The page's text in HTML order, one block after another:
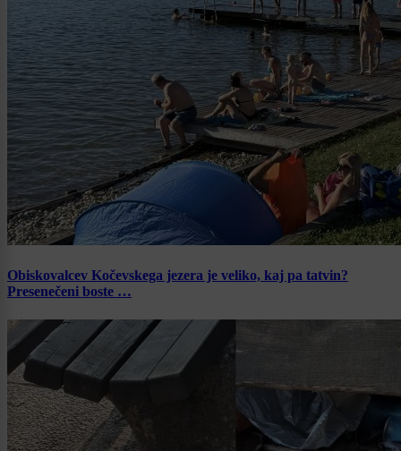
Obiskovalcev Kočevskega jezera je veliko, kaj pa tatvin?
Presenečeni boste …